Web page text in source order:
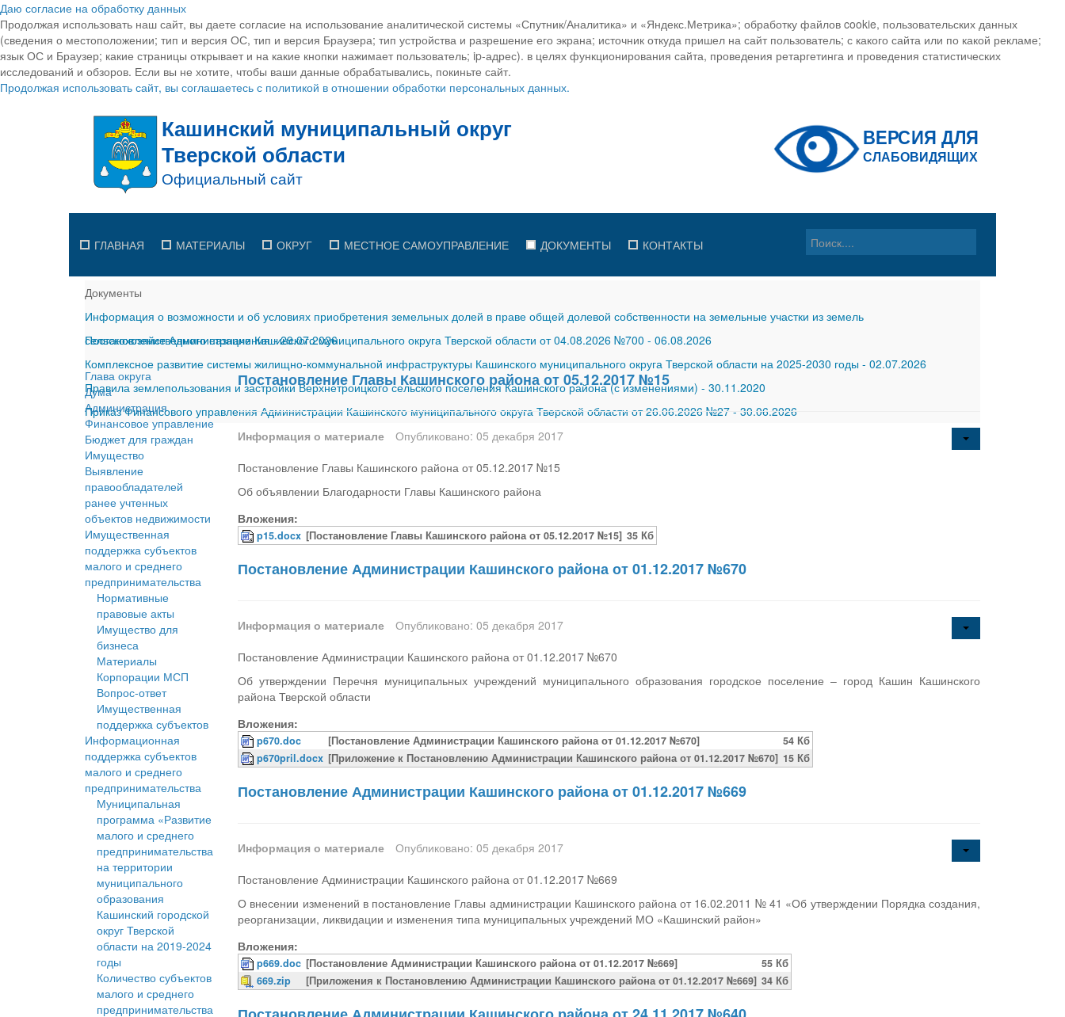
Даю согласие на обработку данных
Продолжая использовать наш сайт, вы даете согласие на использование аналитической системы «Спутник/Аналитика» и «Яндекс.Метрика»; обработку файлов cookie, пользовательских данных
(сведения о местоположении; тип и версия ОС, тип и версия Браузера; тип устройства и разрешение его экрана; источник откуда пришел на сайт пользователь; с какого сайта или по какой рекламе;
язык ОС и Браузер; какие страницы открывает и на какие кнопки нажимает пользователь; ip-адрес). в целях функционирования сайта, проведения ретаргетинга и проведения статистических
исследований и обзоров. Если вы не хотите, чтобы ваши данные обрабатывались, покиньте сайт.
Продолжая использовать сайт, вы соглашаетесь с политикой в отношении обработки персональных данных.
ГЛАВНАЯ МАТЕРИАЛЫ ОКРУГ МЕСТНОЕ САМОУПРАВЛЕНИЕ ДОКУМЕНТЫ КОНТАКТЫ
Документы
Информация о возможности и об условиях приобретения земельных долей в праве общей долевой собственности на земельные участки из земель
сельскохозяйственного назначения-29.07.2026
Постановление Администрации Кашинского муниципального округа Тверской области от 04.08.2026 №700 - 06.08.2026
Комплексное развитие системы жилищно-коммунальной инфраструктуры Кашинского муниципального округа Тверской области на 2025-2030 годы - 02.07.2026
Правила землепользования и застройки Верхнетроицкого сельского поселения Кашинского района (с изменениями) - 30.11.2020
Приказ Финансового управления Администрации Кашинского муниципального округа Тверской области от 26.06.2026 №27 - 30.06.2026
Глава округа
Дума
Администрация
Финансовое управление
Бюджет для граждан
Имущество
Выявление
правообладателей
ранее учтенных
объектов недвижимости
Имущественная
поддержка субъектов
малого и среднего
предпринимательства
Нормативные
правовые акты
Имущество для
бизнеса
Материалы
Корпорации МСП
Вопрос-ответ
Имущественная
поддержка субъектов
Информационная
поддержка субъектов
малого и среднего
предпринимательства
Муниципальная
программа «Развитие
малого и среднего
предпринимательства
на территории
муниципального
образования
Кашинский городской
округ Тверской
области на 2019-2024
годы
Количество субъектов
малого и среднего
предпринимательства
Постановление Главы Кашинского района от 05.12.2017 №15
Информация о материале
Опубликовано: 05 декабря 2017
Постановление Главы Кашинского района от 05.12.2017 №15
Об объявлении Благодарности Главы Кашинского района
Вложения:
p15.docx [Постановление Главы Кашинского района от 05.12.2017 №15] 35 Кб
Постановление Администрации Кашинского района от 01.12.2017 №670
Информация о материале
Опубликовано: 05 декабря 2017
Постановление Администрации Кашинского района от 01.12.2017 №670
Об утверждении Перечня муниципальных учреждений муниципального образования городское поселение – город Кашин Кашинского
района Тверской области
Вложения:
p670.doc [Постановление Администрации Кашинского района от 01.12.2017 №670]
54 Кб
p670pril.docx [Приложение к Постановлению Администрации Кашинского района от 01.12.2017 №670] 15 Кб
Постановление Администрации Кашинского района от 01.12.2017 №669
Информация о материале
Опубликовано: 05 декабря 2017
Постановление Администрации Кашинского района от 01.12.2017 №669
О внесении изменений в постановление Главы администрации Кашинского района от 16.02.2011 № 41 «Об утверждении Порядка создания,
реорганизации, ликвидации и изменения типа муниципальных учреждений МО «Кашинский район»
Вложения:
p669.doc [Постановление Администрации Кашинского района от 01.12.2017 №669]
55 Кб
669.zip
[Приложения к Постановлению Администрации Кашинского района от 01.12.2017 №669] 34 Кб